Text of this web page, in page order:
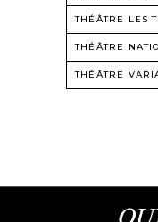
THÉÂTRE LES
THÉÂTRE
THÉÂTRE